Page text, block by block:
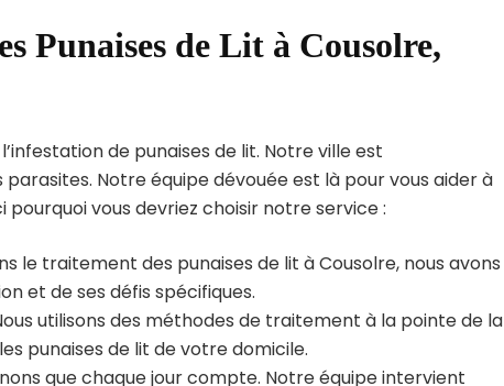
Punaises de Lit à Cousolre,
de punaises de lit. Notre ville est
Notre équipe dévouée est là pour vous aider à
vous devriez choisir notre service :
le traitement des punaises de lit à Cousolre, nous avons
et de ses défis spécifiques.
utilisons des méthodes de traitement à la pointe de la
punaises de lit de votre domicile.
que chaque jour compte. Notre équipe intervient